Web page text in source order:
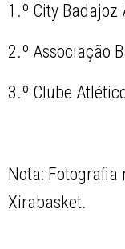
1.º City Badajoz
2.º Associação
3.º Clube
Nota:
Xirabasket.